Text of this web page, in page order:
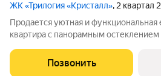
ЖК «Трилогия «Кристалл», 2 квартал
Продается уютная и функциональная
квартира с панорамным остеклением
Карбышева», расположен в
Мнёвники, на улице Генерала
Позвонить